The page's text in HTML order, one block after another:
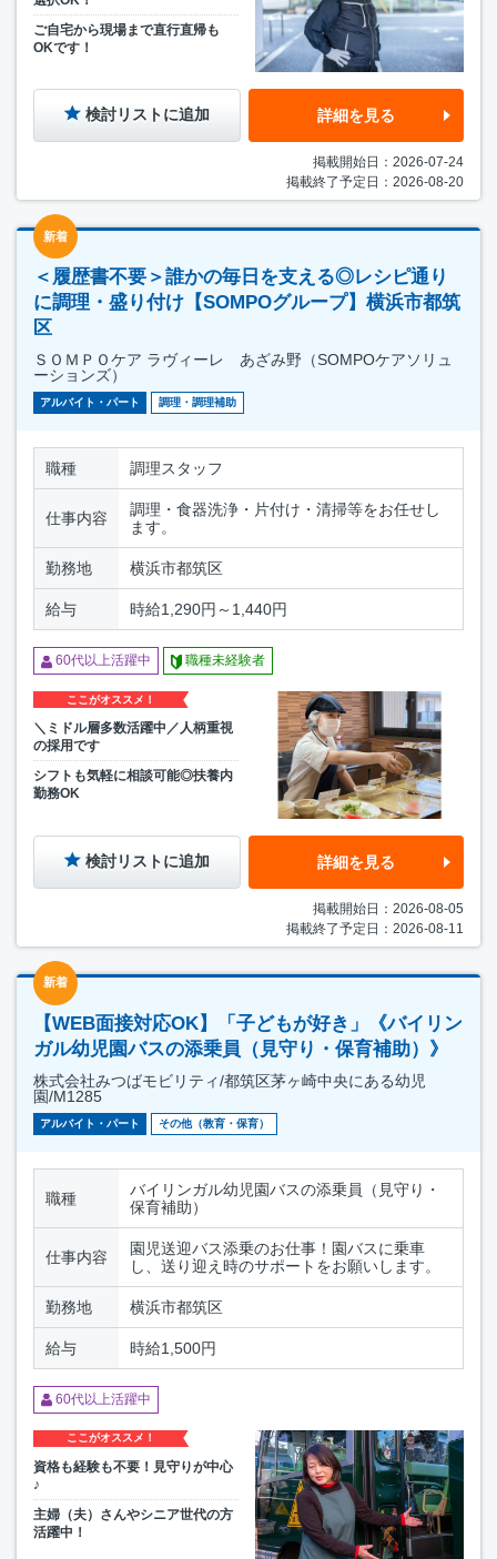
ご自宅から現場まで直行直帰も
OKです！
検討リストに追加 詳細を見る
掲載開始日：2026-07-24
掲載終了予定日：2026-08-20
新着
＜履歴書不要＞誰かの毎日を支える◎レシピ通り
に調理・盛り付け【SOMPOグループ】横浜市都筑
区
ＳＯＭＰＯケア ラヴィーレ あざみ野（SOMPOケアソリュ
ーションズ）
アルバイト・パート 調理・調理補助
職種 調理スタッフ
仕事内容
調理・食器洗浄・片付け・清掃等をお任せし
ます。
勤務地 横浜市都筑区
給与 時給1,290円～1,440円
60代以上活躍中 職種未経験者
ここがオススメ！
＼ミドル層多数活躍中／人柄重視
の採用です
シフトも気軽に相談可能◎扶養内
勤務OK
検討リストに追加 詳細を見る
掲載開始日：2026-08-05
掲載終了予定日：2026-08-11
新着
【WEB面接対応OK】「子どもが好き」《バイリン
ガル幼児園バスの添乗員（見守り・保育補助）》
株式会社みつばモビリティ/都筑区茅ヶ崎中央にある幼児
園/M1285
アルバイト・パート その他（教育・保育）
職種
バイリンガル幼児園バスの添乗員（見守り・
保育補助）
仕事内容
園児送迎バス添乗のお仕事！園バスに乗車
し、送り迎え時のサポートをお願いします。
勤務地 横浜市都筑区
給与 時給1,500円
60代以上活躍中
ここがオススメ！
資格も経験も不要！見守りが中心
♪
主婦（夫）さんやシニア世代の方
活躍中！